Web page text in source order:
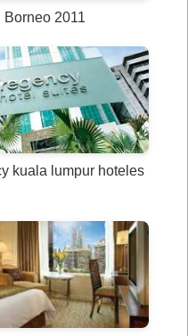
Borneo 2011
kuala lumpur hoteles